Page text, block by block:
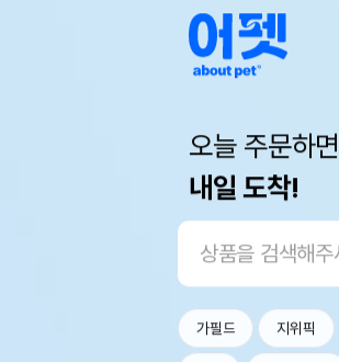
오늘 주문하면
내일 도착!
가필드 지위픽